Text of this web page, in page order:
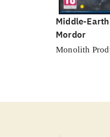
Middle-
Mordor
Monolith